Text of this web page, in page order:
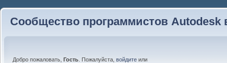
Сообщество программистов Autodesk
Добро пожаловать, Гость . Пожалуйста, войдите или